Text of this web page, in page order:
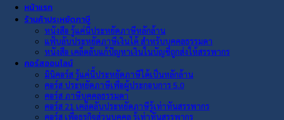
หน้าแรก
ร้านค้าประหยัดภาษี
หนังสือ รู้แค่นี้ประหยัดภาษีหลักล้าน
แฟ้บลับประหยัดภาษีเงินได้ สำหรับบุคคลธรรมดา
หนังสือ เคล็ดลับแก้ปัญหาเงินในบัญชีถูกส่งให้สรรพากร
คอร์สออนไลน์
มินิคอร์ส รู้แค่นี้ประหยัดภาษีได้เป็นหลักล้าน
คอร์ส ประหยัดภาษีเพื่อผู้ประกอบการ 5.0
คอร์ส ภาษีบุคคลธรรมดา
คอร์ส 21 เคล็ดลับประหยัดภาษีรู้เท่าทันสรรพากร
คอร์ส เพื่อธุรกิจส่วนบุคคล รู้เท่าทันสรรพากร